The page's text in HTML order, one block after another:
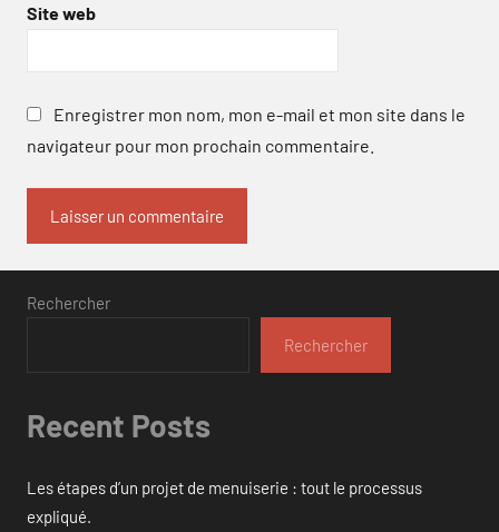
Site web
Enregistrer mon nom, mon e-mail et mon site dans le
navigateur pour mon prochain commentaire.
Rechercher
Rechercher
Recent Posts
Les étapes d’un projet de menuiserie : tout le processus
expliqué.